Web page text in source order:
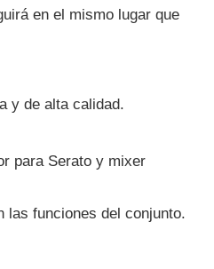
en el mismo lugar que
y de alta calidad.
para Serato y mixer
las funciones del conjunto.